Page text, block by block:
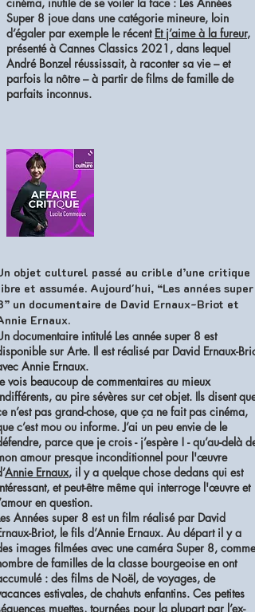
Super 8 joue dans une catégorie mineure, loin
d’égaler par exemple le récent Et j’aime à la fureur,
présenté à Cannes Classics 2021, dans lequel
André Bonzel réussissait, à raconter sa vie – et
parfois la nôtre – à partir de films de famille de
parfaits inconnus.
objet culturel passé au crible d’une critique
et assumée. Aujourd'hui, “Les années super
un documentaire de David Ernaux-Briot et
Ernaux.
documentaire intitulé Les année super 8 est
sur Arte. Il est réalisé par David Ernaux-Briot
Annie Ernaux.
vois beaucoup de commentaires au mieux
au pire sévères sur cet objet. Ils disent que
n’est pas grand-chose, que ça ne fait pas cinéma,
c’est mou ou informe. J’ai un peu envie de le
parce que je crois - j’espère ! - qu’au-delà de
amour presque inconditionnel pour l'œuvre
Annie Ernaux, il y a quelque chose dedans qui est
et peut-être même qui interroge l'œuvre et
en question.
Années super 8 est un film réalisé par David
Briot, le fils d’Annie Ernaux. Au départ il y a
images filmées avec une caméra Super 8, comme
de familles de la classe bourgeoise en ont
: des films de Noël, de voyages, de
estivales, de chahuts enfantins. Ces petites
muettes, tournées pour la plupart par l’ex-